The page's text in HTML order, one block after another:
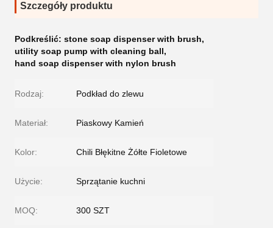
Szczegóły produktu
Podkreślić: stone soap dispenser with brush,
utility soap pump with cleaning ball,
hand soap dispenser with nylon brush
Rodzaj: Podkład do zlewu
Materiał: Piaskowy Kamień
Kolor: Chili Błękitne Żółte Fioletowe
Użycie: Sprzątanie kuchni
MOQ: 300 SZT